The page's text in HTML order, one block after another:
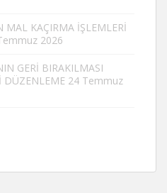
MAL KAÇIRMA İŞLEMLERİ
2026
GERİ BIRAKILMASI
DÜZENLEME 24 Temmuz